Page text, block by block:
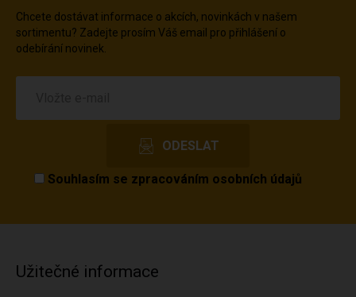
Chcete dostávat informace o akcích, novinkách v našem
sortimentu? Zadejte prosím Váš email pro přihlášení o
odebírání novinek.
Souhlasím se zpracováním osobních údajů
Užitečné informace